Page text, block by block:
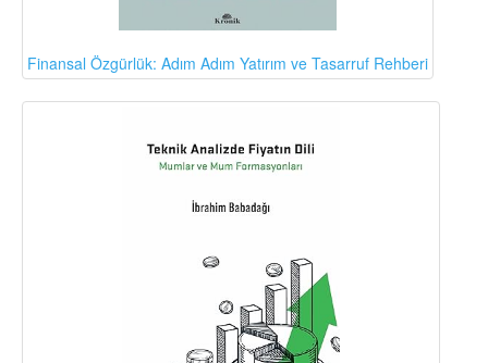
Finansal Özgürlük: Adım Adım Yatırım ve Tasarruf Rehberi